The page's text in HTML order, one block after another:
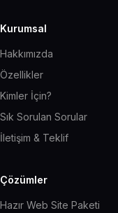
Kurumsal
Hakkımızda
Özellikler
Kimler İçin?
Sık Sorulan Sorular
İletişim & Teklif
Çözümler
Hazır Web Site Paketi